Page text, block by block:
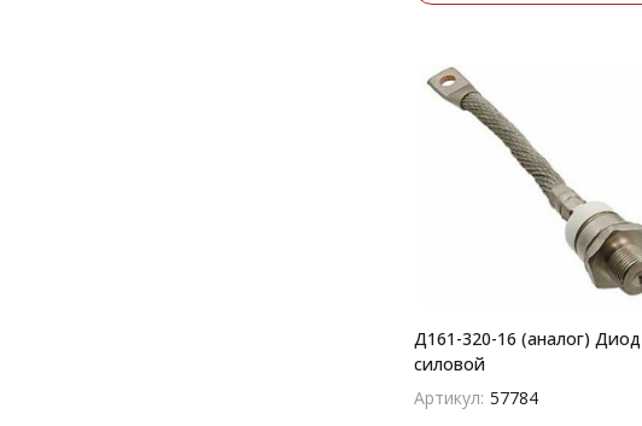
Д161-320-16 (аналог) Диод
силовой
Артикул: 57784